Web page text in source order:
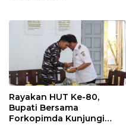
Rayakan HUT Ke-80,
Bupati Bersama
Forkopimda Kunjungi